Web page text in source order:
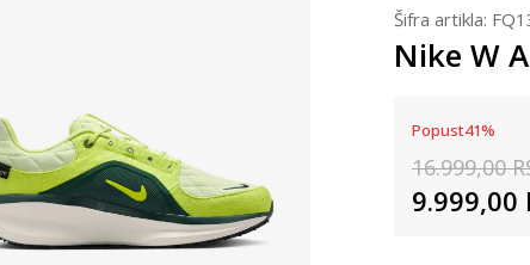
Šifra artikla:
Nike W
Popust41%
16.999,00
9.999,00